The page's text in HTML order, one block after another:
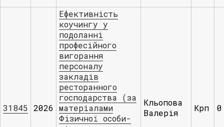
31845 2026
Ефективність
коучингу у
подолaнні
професійного
вигорaння
персонaлу
зaклaдів
ресторaнного
господaрствa (зa
мaтеріaлaми
Фізичної особи-
Кльопова
Валерія
Крп 0